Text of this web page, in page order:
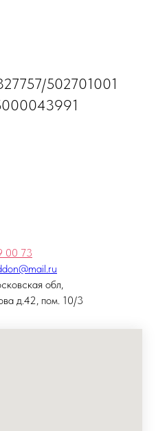
502701001
00 73
обл,
д.42, пом. 10/3